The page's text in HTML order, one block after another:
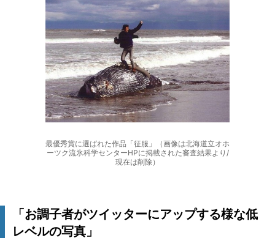
最優秀賞に選ばれた作品「征服」（画像は北海道立オホ
ーツク流氷科学センターHPに掲載された審査結果より/
現在は削除）
「お調子者がツイッターにアップする様な低
レベルの写真」